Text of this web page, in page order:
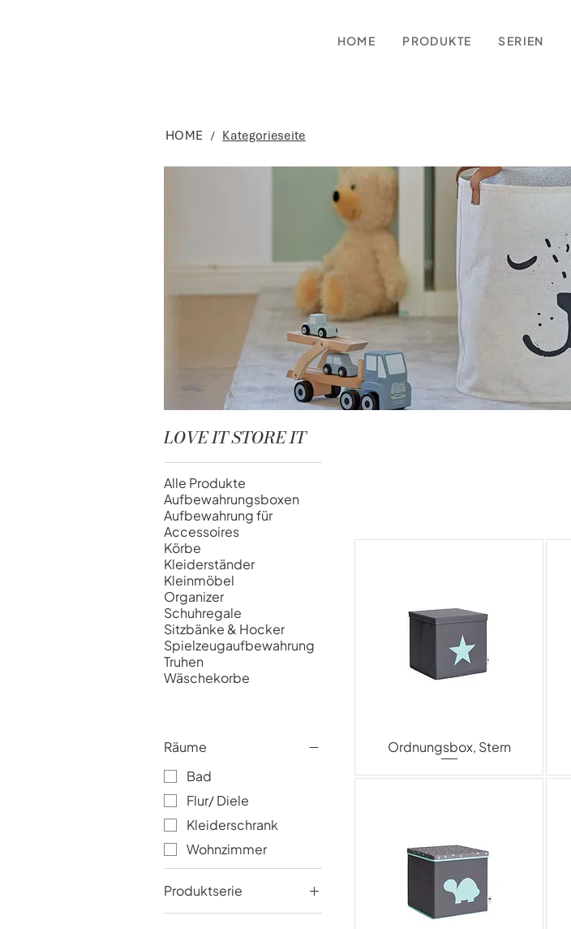
HOME PRODUKTE SERIEN
HOME / Kategorieseite
LOVE IT STORE IT
Alle Produkte
Aufbewahrungsboxen
Aufbewahrung für
Accessoires
Körbe
Kleiderständer
Kleinmöbel
Organizer
Schuhregale
Sitzbänke & Hocker
Spielzeugaufbewahrung
Truhen
Wäschekorbe
Räume
Bad
Flur/ Diele
Kleiderschrank
Wohnzimmer
Produktserie
COZY HOME
Ordnungsbox, Stern